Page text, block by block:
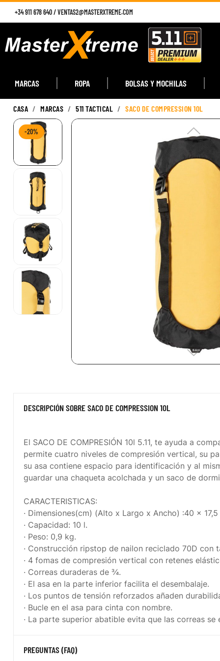
+34 911 678 640/VENTAS2@MASTERXTREME.COM
MARCAS ROPA BOLSAS Y MOCHILAS
CASA MARCAS 511 TACTICAL SACO DE COMPRESSION 10L
-20%
DESCRIPCIÓN SOBRE SACO DE COMPRESSION 10L
El SACO DE COMPRESIÓN 10l 5.11, te ayuda a
permite cuatro niveles de compresión vertical, su
su asa contiene espacio para identificación y al
guardar una chaqueta acolchada y un saco de
CARACTERISTICAS:
· Dimensiones(cm) (Alto x Largo x Ancho) :40 x 17,5
· Capacidad: 10 l.
· Peso: 0,9 kg.
· Construcción ripstop de nailon reciclado 70D con
· 4 fomas de compresión vertical con retenes
· Correas duraderas de ¾.
· El asa en la parte inferior facilita el desembalaje.
· Los puntos de tensión reforzados añaden
· Bucle en el asa para cinta con nombre.
· La parte superior abatible evita que las correas se
PREGUNTAS (FAQ)